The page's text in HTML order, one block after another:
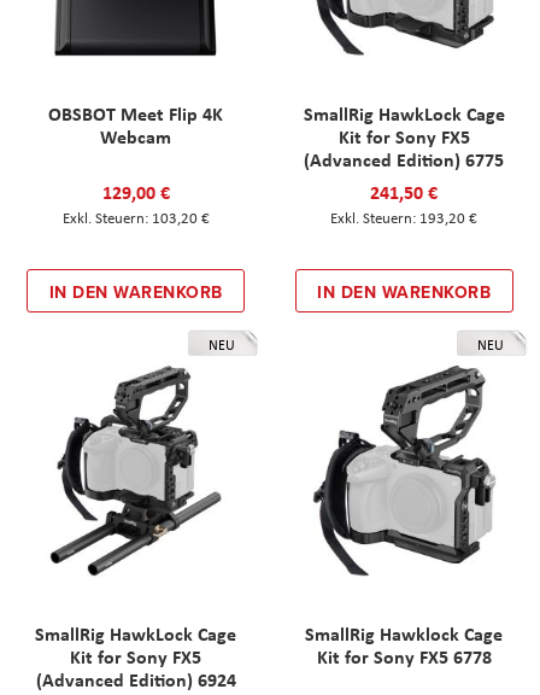
OBSBOT Meet Flip 4K
Webcam
129,00 €
103,20 €
IN DEN WARENKORB
SmallRig HawkLock Cage
Kit for Sony FX5
(Advanced Edition) 6775
241,50 €
193,20 €
IN DEN WARENKORB
NEU
SmallRig HawkLock Cage
Kit for Sony FX5
(Advanced Edition) 6924
NEU
SmallRig Hawklock Cage
Kit for Sony FX5 6778